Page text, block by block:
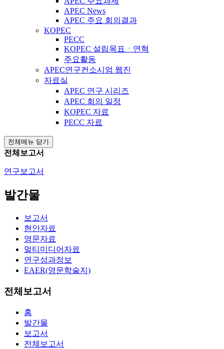
APEC News
APEC 주요 회의결과
KOPEC
PECC
KOPEC 설립목표ㆍ연혁
주요활동
APEC연구컨소시엄 웹진
자료실
APEC 연구 시리즈
APEC 회의 일정
KOPEC 자료
PECC 자료
전체메뉴 닫기
전체보고서
연구보고서
발간물
보고서
현안자료
영문자료
멀티미디어자료
연구성과정보
EAER(영문학술지)
전체보고서
홈
발간물
보고서
전체보고서